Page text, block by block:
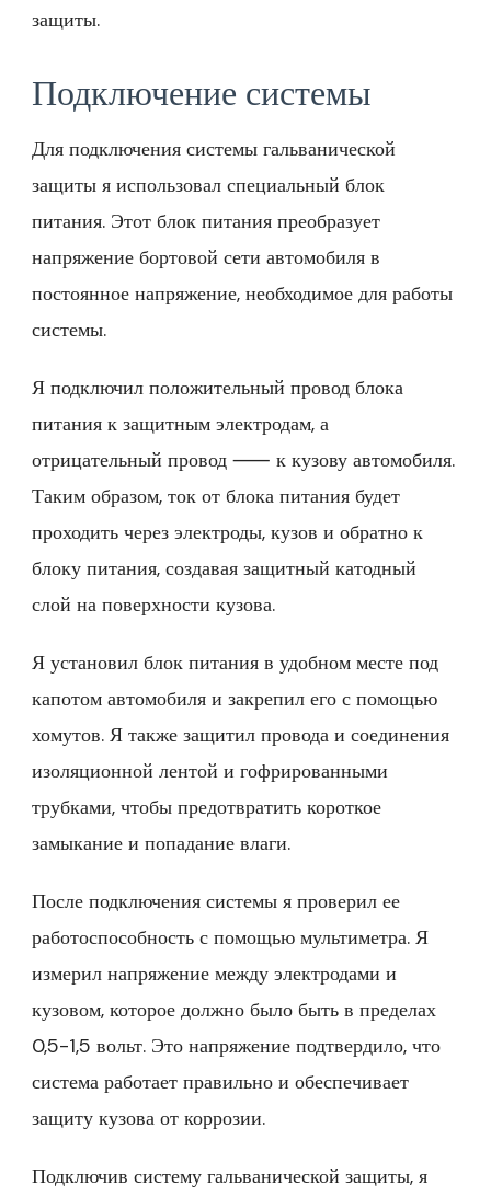
защиты.
Подключение системы
Для подключения системы гальванической
защиты я использовал специальный блок
питания. Этот блок питания преобразует
напряжение бортовой сети автомобиля в
постоянное напряжение, необходимое для работы
системы.
Я подключил положительный провод блока
питания к защитным электродам, а
отрицательный провод ⸺ к кузову автомобиля.
Таким образом, ток от блока питания будет
проходить через электроды, кузов и обратно к
блоку питания, создавая защитный катодный
слой на поверхности кузова.
Я установил блок питания в удобном месте под
капотом автомобиля и закрепил его с помощью
хомутов. Я также защитил провода и соединения
изоляционной лентой и гофрированными
трубками, чтобы предотвратить короткое
замыкание и попадание влаги.
После подключения системы я проверил ее
работоспособность с помощью мультиметра. Я
измерил напряжение между электродами и
кузовом, которое должно было быть в пределах
0,5-1,5 вольт. Это напряжение подтвердило, что
система работает правильно и обеспечивает
защиту кузова от коррозии.
Подключив систему гальванической защиты, я